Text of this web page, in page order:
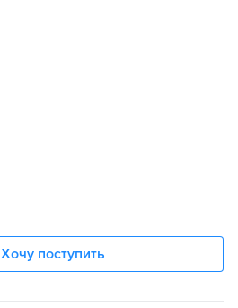
Хочу поступить